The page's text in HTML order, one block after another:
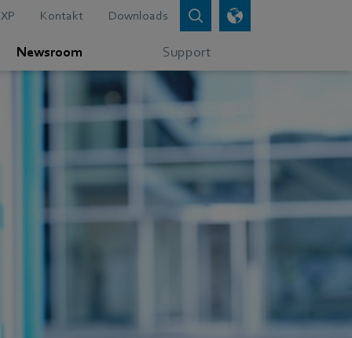
Kontakt Downloads
Newsroom Support